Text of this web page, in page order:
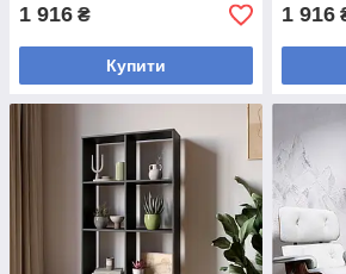
1 916 ₴
Купити
1 916